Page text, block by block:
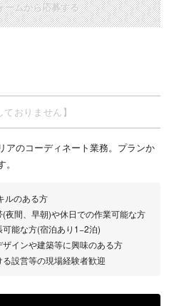
ームから応募する
ておりません】
アのコーディネート業務。プランか
ルのある方
夜間、早朝)や休日での作業可能な方
能な方(宿泊あり1−2泊)
インや建築等に興味のある方
設営等の現場経験者歓迎